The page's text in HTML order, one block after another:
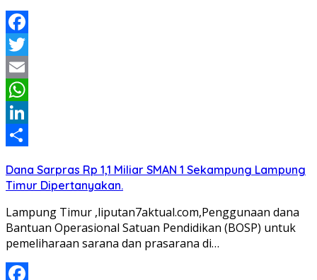
Facebook
Twitter
Email
WhatsApp
LinkedIn
Dana Sarpras Rp 1,1 Miliar SMAN 1 Sekampung Lampung
Timur Dipertanyakan.
Lampung Timur ,liputan7aktual.com,Penggunaan dana
Bantuan Operasional Satuan Pendidikan (BOSP) untuk
pemeliharaan sarana dan prasarana di…